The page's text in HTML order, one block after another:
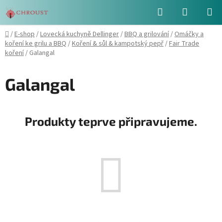
na
obsah
Hledat
KOŠÍK
Domů
/E-shop/Lovecká kuchyně Dellinger/BBQ a grilování/Omáčky a
koření ke grilu a BBQ /Koření & sůl & kampotský pepř/Fair Trade
koření/ Galangal
Galangal
Produkty teprve připravujeme.